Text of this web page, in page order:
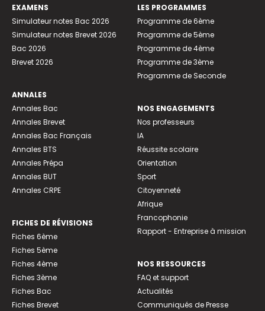
EXAMENS
Simulateur notes Bac 2026
Simulateur notes Brevet 2026
Bac 2026
Brevet 2026
ANNALES
Annales Bac
Annales Brevet
Annales Bac Français
Annales BTS
Annales Prépa
Annales BUT
Annales CRPE
FICHES DE RÉVISIONS
Fiches 6ème
Fiches 5ème
Fiches 4ème
Fiches 3ème
Fiches Bac
Fiches Brevet
LES PROGRAMMES
Programme de 6ème
Programme de 5ème
Programme de 4ème
Programme de 3ème
Programme de Seconde
NOS ENGAGEMENTS
Nos professeurs
IA
Réussite scolaire
Orientation
Sport
Citoyenneté
Afrique
Francophonie
Rapport - Entreprise à mission
NOS RESSOURCES
FAQ et support
Actualités
Communiqués de Presse